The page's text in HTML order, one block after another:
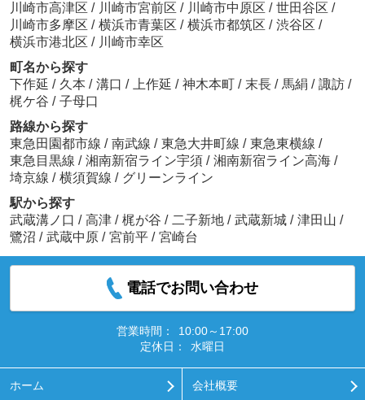
川崎市高津区 / 川崎市宮前区 / 川崎市中原区 / 世田谷区 /
川崎市多摩区 / 横浜市青葉区 / 横浜市都筑区 / 渋谷区 /
横浜市港北区 / 川崎市幸区
町名から探す
下作延 / 久本 / 溝口 / 上作延 / 神木本町 / 末長 / 馬絹 / 諏訪 /
梶ケ谷 / 子母口
路線から探す
東急田園都市線 / 南武線 / 東急大井町線 / 東急東横線 /
東急目黒線 / 湘南新宿ライン宇須 / 湘南新宿ライン高海 /
埼京線 / 横須賀線 / グリーンライン
駅から探す
武蔵溝ノ口 / 高津 / 梶が谷 / 二子新地 / 武蔵新城 / 津田山 /
鷺沼 / 武蔵中原 / 宮前平 / 宮崎台
電話でお問い合わせ
営業時間：
10:00～17:00
定休日：
水曜日
ホーム 会社概要